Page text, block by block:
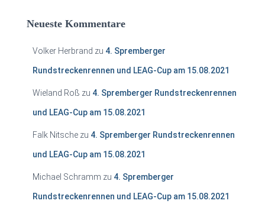
Neueste Kommentare
Volker Herbrand zu 4. Spremberger
Rundstreckenrennen und LEAG-Cup am 15.08.2021
Wieland Roß zu 4. Spremberger Rundstreckenrennen
und LEAG-Cup am 15.08.2021
Falk Nitsche zu 4. Spremberger Rundstreckenrennen
und LEAG-Cup am 15.08.2021
Michael Schramm zu 4. Spremberger
Rundstreckenrennen und LEAG-Cup am 15.08.2021